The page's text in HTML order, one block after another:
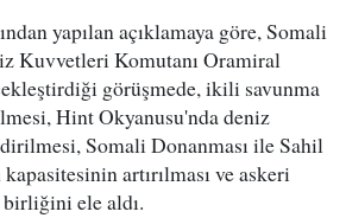
yapılan açıklamaya göre, Somali
Kuvvetleri Komutanı Oramiral
görüşmede, ikili savunma
Hint Okyanusu'nda deniz
Somali Donanması ile Sahil
artırılması ve askeri
ele aldı.